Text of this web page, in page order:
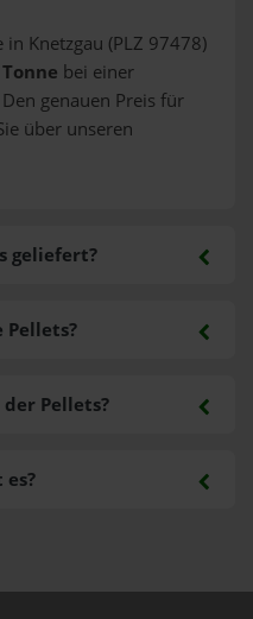
Knetzgau (PLZ 97478)
bei einer
genauen Preis für
über unseren
geliefert?
Pellets?